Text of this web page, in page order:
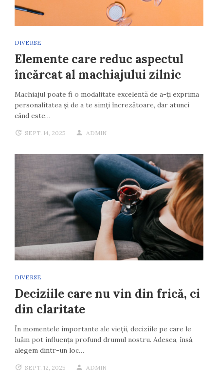
DIVERSE
Elemente care reduc aspectul
încărcat al machiajului zilnic
Machiajul poate fi o modalitate excelentă de a-ți exprima
personalitatea și de a te simți încrezătoare, dar atunci
când este…
SEPT. 14, 2025 ADMIN
DIVERSE
Deciziile care nu vin din frică, ci
din claritate
În momentele importante ale vieții, deciziile pe care le
luăm pot influența profund drumul nostru. Adesea, însă,
alegem dintr-un loc…
SEPT. 12, 2025 ADMIN